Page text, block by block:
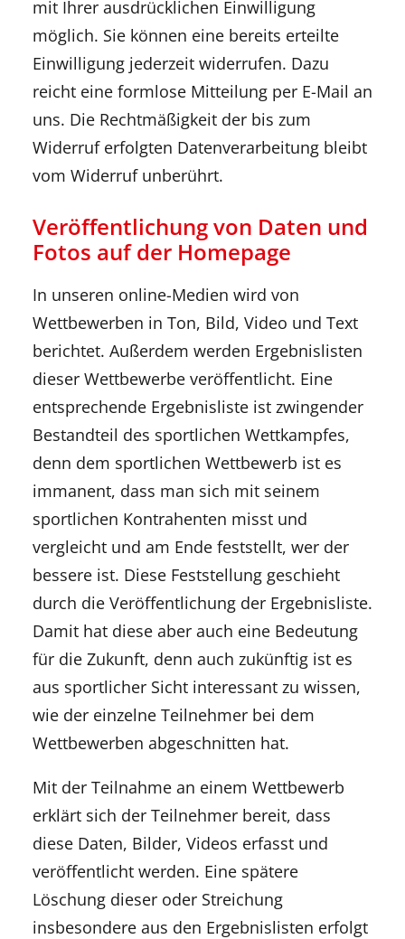
mit Ihrer ausdrücklichen Einwilligung
möglich. Sie können eine bereits erteilte
Einwilligung jederzeit widerrufen. Dazu
reicht eine formlose Mitteilung per E-Mail an
uns. Die Rechtmäßigkeit der bis zum
Widerruf erfolgten Datenverarbeitung bleibt
vom Widerruf unberührt.
Veröffentlichung von Daten und
Fotos auf der Homepage
In unseren online-Medien wird von
Wettbewerben in Ton, Bild, Video und Text
berichtet. Außerdem werden Ergebnislisten
dieser Wettbewerbe veröffentlicht. Eine
entsprechende Ergebnisliste ist zwingender
Bestandteil des sportlichen Wettkampfes,
denn dem sportlichen Wettbewerb ist es
immanent, dass man sich mit seinem
sportlichen Kontrahenten misst und
vergleicht und am Ende feststellt, wer der
bessere ist. Diese Feststellung geschieht
durch die Veröffentlichung der Ergebnisliste.
Damit hat diese aber auch eine Bedeutung
für die Zukunft, denn auch zukünftig ist es
aus sportlicher Sicht interessant zu wissen,
wie der einzelne Teilnehmer bei dem
Wettbewerben abgeschnitten hat.
Mit der Teilnahme an einem Wettbewerb
erklärt sich der Teilnehmer bereit, dass
diese Daten, Bilder, Videos erfasst und
veröffentlicht werden. Eine spätere
Löschung dieser oder Streichung
insbesondere aus den Ergebnislisten erfolgt